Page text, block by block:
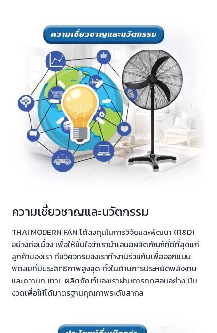
ความเชี่ยวชาญและนวัตกรรม
THAI MODERN FAN ได้ลงทุนในการวิจัยและพัฒนา (R&D)
อย่างต่อเนื่อง เพื่อให้มั่นใจว่าเรานำเสนอผลิตภัณฑ์ที่ดีที่สุดแก่
ลูกค้าของเรา ทีมวิศวกรของเราทำงานร่วมกันเพื่อออกแบบ
พัดลมที่มีประสิทธิภาพสูงสุด ทั้งในด้านการประหยัดพลังงาน
และความทนทาน ผลิตภัณฑ์ของเราผ่านการทดสอบอย่างเข้ม
งวดเพื่อให้ได้มาตรฐานคุณภาพระดับสากล